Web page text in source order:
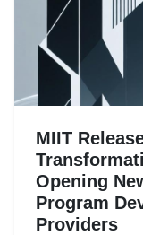
MIIT
Opening
Program
Providers